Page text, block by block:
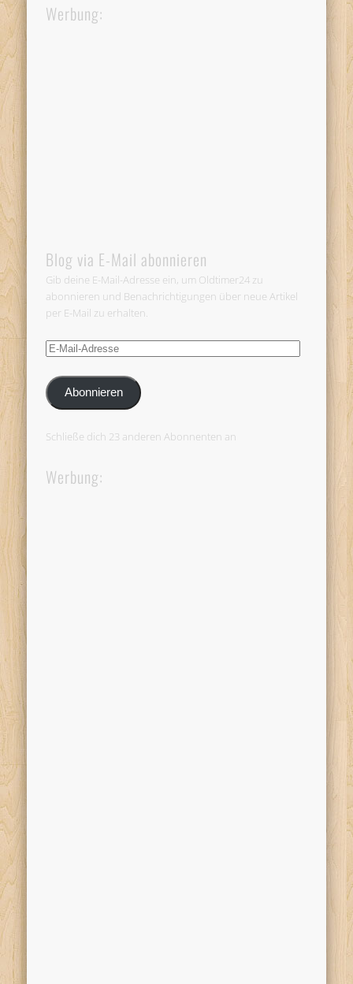
Werbung:
Blog via E-Mail abonnieren
Gib deine E-Mail-Adresse ein, um Oldtimer24 zu
abonnieren und Benachrichtigungen über neue Artikel
per E-Mail zu erhalten.
E-
Adresse
Abonnieren
Schließe dich 23 anderen Abonnenten an
Werbung: